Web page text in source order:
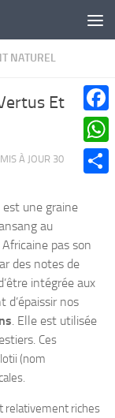
NATUREL
Et
MIS À JOUR 30
est une graine
au
pas son
des notes de
intégrée aux
d’épaissir nos
. Elle est utilisée
Ces
(nom
relativement riches